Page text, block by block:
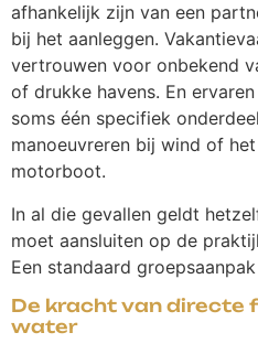
afhankelijk zijn van een
bij het aanleggen.
vertrouwen voor onbekend
of drukke havens. En
soms één specifiek
manoeuvreren bij wind of
motorboot.
In al die gevallen geldt
moet aansluiten op de
Een standaard
De kracht van directe
water